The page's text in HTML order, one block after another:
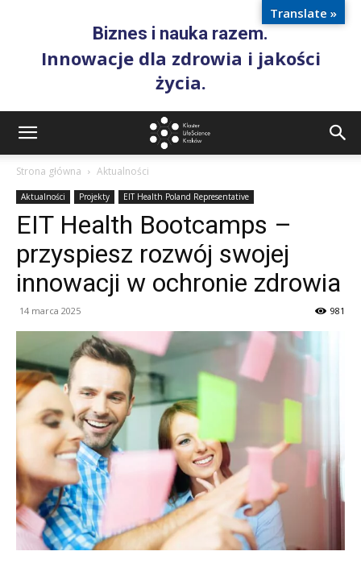
Biznes i nauka razem.
Innowacje dla zdrowia i jakości
życia.
Strona główna Aktualności
Aktualności Projekty EIT Health Poland Representative
EIT Health Bootcamps –
przyspiesz rozwój swojej
innowacji w ochronie zdrowia
14 marca 2025 981
Translate »